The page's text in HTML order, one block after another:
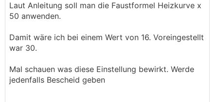
Laut Anleitung soll man die Faustformel Heizkurve x
50 anwenden.
Damit wäre ich bei einem Wert von 16. Voreingestellt
war 30.
Mal schauen was diese Einstellung bewirkt. Werde
jedenfalls Bescheid geben